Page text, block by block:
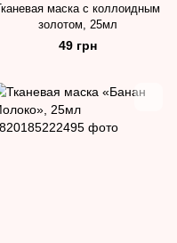
маска с коллоидным
золотом, 25мл
49 грн